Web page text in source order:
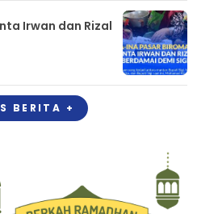
Irwan dan Rizal
BERITA +